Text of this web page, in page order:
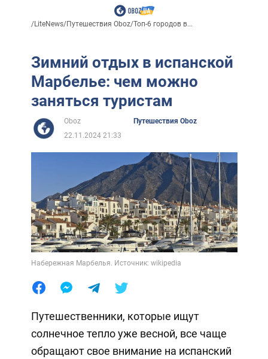
/LiteNews/Путешествия Oboz/Топ-6 городов в...
Зимний отдых в испанской
Марбелье: чем можно
заняться туристам
Oboz
Путешествия Oboz
22.11.2024 21:33
Набережная Марбелья. Источник: wikipedia
Путешественники, которые ищут
солнечное тепло уже весной, все чаще
обращают свое внимание на испанский